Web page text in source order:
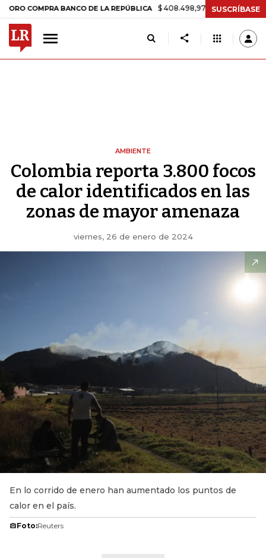
BANCO DE LA REPÚBLICA $ 408.498,97 +$ 8.753,81 +2,19%
SUSCRÍBASE
AMBIENTE
Colombia reporta 3.800 focos
de calor identificados en las
zonas de mayor amenaza
viernes, 26 de enero de 2024
En lo corrido de enero han aumentado los puntos de
calor en el país.
Foto:Reuters